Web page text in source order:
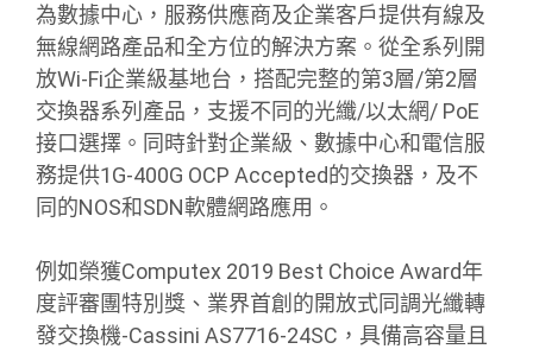
為數據中心，服務供應商及企業客戶提供有線及
無線網路產品和全方位的解決方案。從全系列開
放Wi-Fi企業級基地台，搭配完整的第3層/第2層
交換器系列產品，支援不同的光纖/以太網/ PoE
接口選擇。同時針對企業級、數據中心和電信服
務提供1G-400G OCP Accepted的交換器，及不
同的NOS和SDN軟體網路應用。
例如榮獲Computex 2019 Best Choice Award年
度評審團特別獎、業界首創的開放式同調光纖轉
發交換機-Cassini AS7716-24SC，具備高容量且